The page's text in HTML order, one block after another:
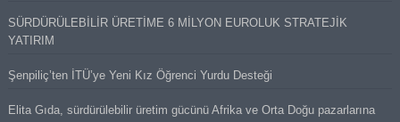
SÜRDÜRÜLEBİLİR ÜRETİME 6 MİLYON EUROLUK STRATEJİK
YATIRIM
Şenpiliç’ten İTÜ’ye Yeni Kız Öğrenci Yurdu Desteği
Elita Gıda, sürdürülebilir üretim gücünü Afrika ve Orta Doğu pazarlarına